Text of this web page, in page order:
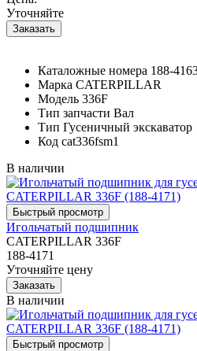
Уточняйте
Каталожные номера 188-
Марка CATERPILLAR
Модель 336F
Тип запчасти Вал
Тип Гусеничный экскаватор
Код cat336fsm1
В наличии
Игольчатый подшипник
CATERPILLAR 336F
188-4171
Уточняйте цену
В наличии